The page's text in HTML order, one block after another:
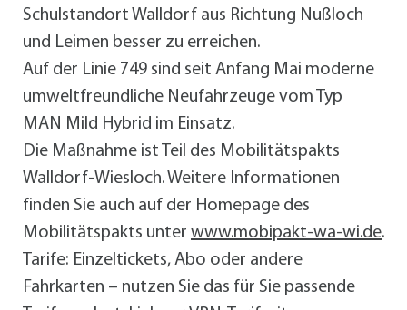
Schulstandort Walldorf aus Richtung Nußloch
und Leimen besser zu erreichen.
Auf der Linie 749 sind seit Anfang Mai moderne
umweltfreundliche Neufahrzeuge vom Typ
MAN Mild Hybrid im Einsatz.
Die Maßnahme ist Teil des Mobilitätspakts
Walldorf-Wiesloch. Weitere Informationen
finden Sie auch auf der Homepage des
Mobilitätspakts unter www.mobipakt-wa-wi.de.
Tarife: Einzeltickets, Abo oder andere
Fahrkarten – nutzen Sie das für Sie passende